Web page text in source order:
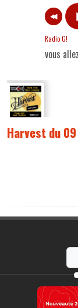
Radio G!
vous
Harvest du